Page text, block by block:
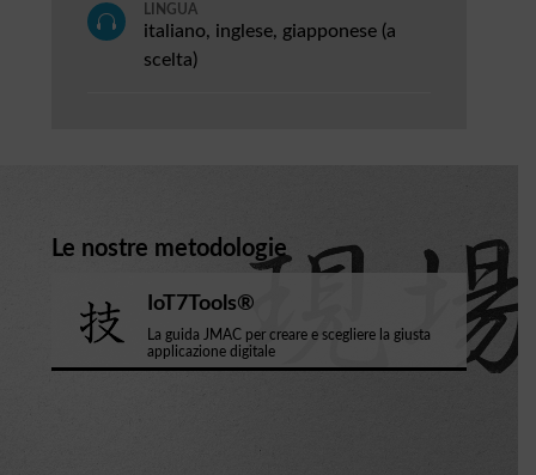

LINGUA
italiano, inglese, giapponese (a
scelta)
Le nostre metodologie
IoT7Tools®
La guida JMAC per creare e scegliere la giusta
applicazione digitale